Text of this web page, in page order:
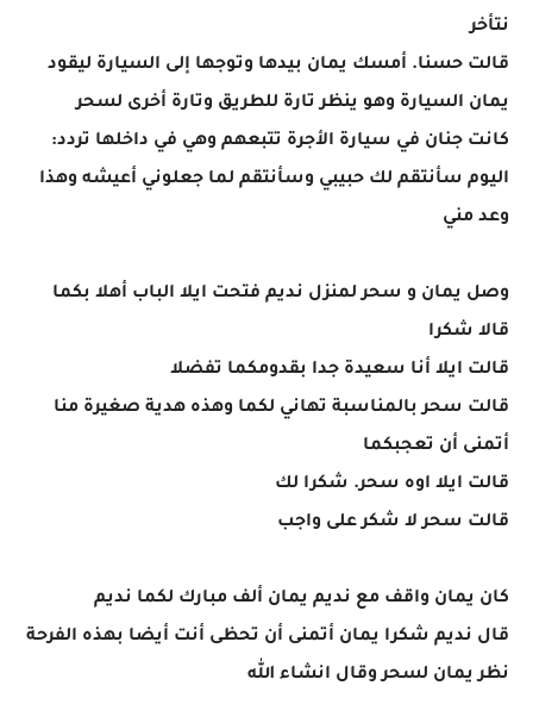
نتأخر
قالت حسنا. أمسك يمان بيدها وتوجها إلى السيارة ليقود
يمان السيارة وهو ينظر تارة للطريق وتارة أخرى لسحر
كانت جنان في سيارة الأجرة تتبعهم وهي في داخلها تردد:
اليوم سأنتقم لك حبيبي وسأنتقم لما جعلوني أعيشه وهذا
وعد مني
وصل يمان و سحر لمنزل نديم فتحت ايلا الباب أهلا بكما
قالا شكرا
قالت ايلا أنا سعيدة جدا بقدومكما تفضلا
قالت سحر بالمناسبة تهاني لكما وهذه هدية صغيرة منا
أتمنى أن تعجبكما
قالت ايلا اوه سحر. شكرا لك
قالت سحر لا شكر على واجب
كان يمان واقف مع نديم يمان ألف مبارك لكما نديم
قال نديم شكرا يمان أتمنى أن تحظى أنت أيضا بهذه الفرحة
نظر يمان لسحر وقال انشاء الله